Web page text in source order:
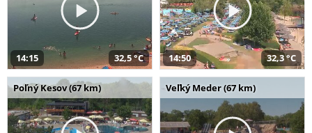
14:15 32,5 °C 14:50 32,3 °C
Poľný Kesov (67 km) Veľký Meder (67 km)